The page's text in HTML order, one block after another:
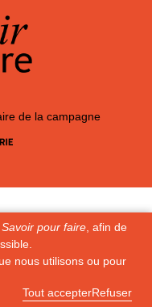
Savoir pour faire , afin de
nous utilisons ou pour
Tout accepterRefuser
de la campagne